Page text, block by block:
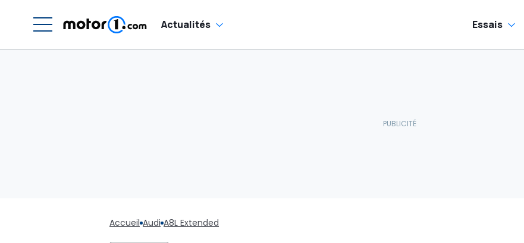
Actualités Essais
Accueil Audi A8L Extended